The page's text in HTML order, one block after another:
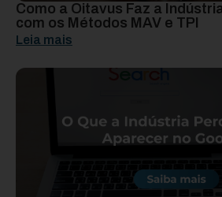
Como a Oitavus Faz a
com os Métodos MAV e TPI
Leia mais